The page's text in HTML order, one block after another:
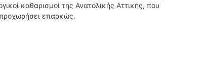
καθαρισμοί της Ανατολικής Αττικής, που
προχωρήσει επαρκώς.